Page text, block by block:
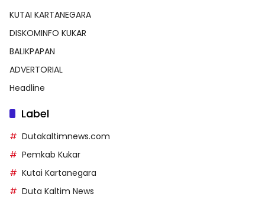
KUTAI KARTANEGARA
DISKOMINFO KUKAR
BALIKPAPAN
ADVERTORIAL
Headline
Label
Dutakaltimnews.com
Pemkab Kukar
Kutai Kartanegara
Duta Kaltim News